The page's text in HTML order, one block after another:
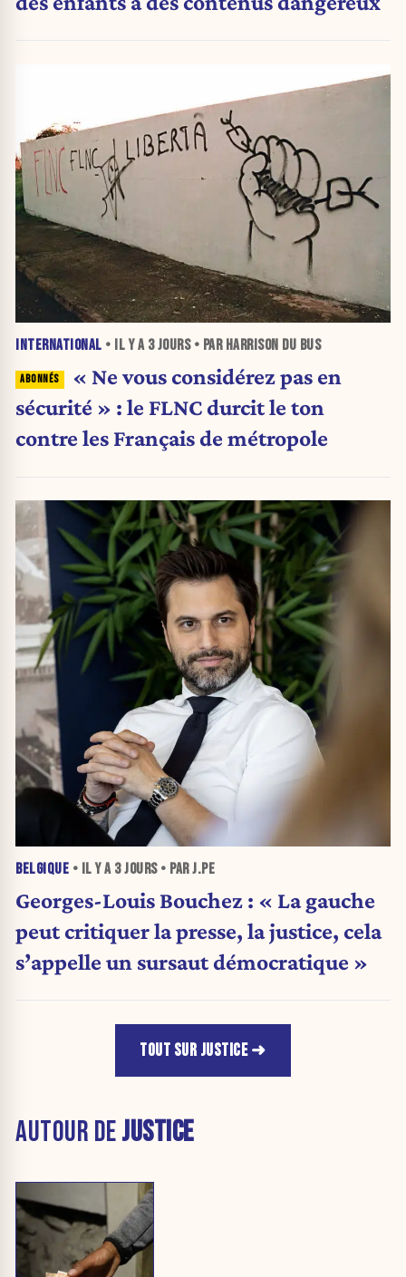
INTERNATIONAL • IL Y A 3 JOURS• PAR HARRISON DU BUS
« Ne vous considérez pas en
sécurité » : le FLNC durcit le ton
contre les Français de métropole
BELGIQUE • IL Y A 3 JOURS• PAR J.PE
Georges-Louis Bouchez : « La gauche
peut critiquer la presse, la justice, cela
s’appelle un sursaut démocratique »
TOUT SUR JUSTICE
AUTOUR DEJUSTICE